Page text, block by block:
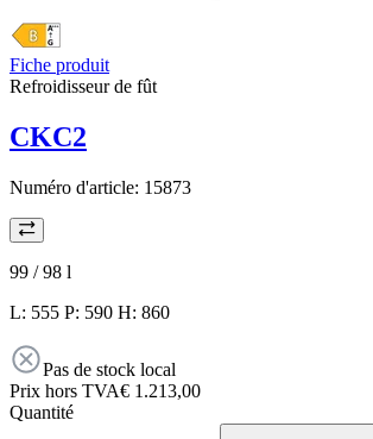
Fiche produit
Refroidisseur de fût
CKC2
Numéro d'article: 15873
99 / 98 l
L: 555 P: 590 H: 860
Pas de stock local
Prix hors TVA€ 1.213,00
Quantité